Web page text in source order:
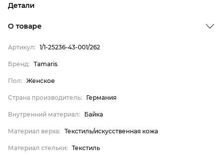
Детали
Внутренний материал
Материал верха
Материал стельки
О товаре
Артикул: 1/1-25236-43-001/262
Бренд: Tamaris
Пол: Женское
Страна производитель: Германия
Внутренний материал: Байка
Материал верха: Текстиль/искусственная кожа
Материал стельки: Текстиль